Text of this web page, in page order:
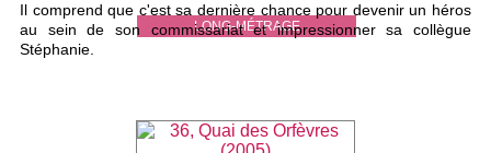
LONG-MÉTRAGE
Il comprend que c'est sa dernière chance pour devenir un héros
au sein de son commissariat et impressionner sa collègue
Stéphanie.